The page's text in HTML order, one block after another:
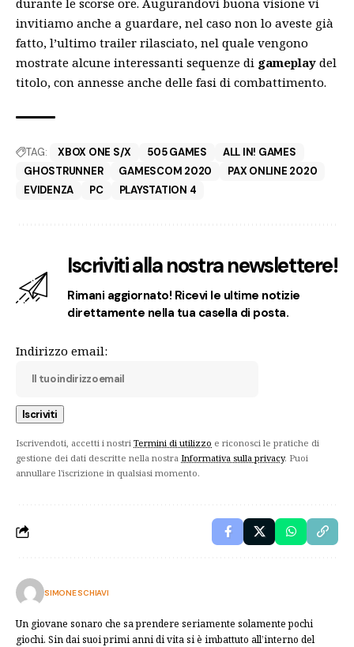
durante le scorse ore. Augurandovi buona visione vi
invitiamo anche a guardare, nel caso non lo aveste già
fatto, l’ultimo trailer rilasciato, nel quale vengono
mostrate alcune interessanti sequenze di gameplay del
titolo, con annesse anche delle fasi di combattimento.
TAG: XBOX ONE S/X 505 GAMES
ALL IN! GAMES
GHOSTRUNNER
GAMESCOM 2020
PAX ONLINE 2020
EVIDENZA
PC PLAYSTATION 4
Iscriviti alla nostra newslettere!
Rimani aggiornato! Ricevi le ultime notizie
direttamente nella tua casella di posta.
Indirizzo email:
Iscrivendoti, accetti i nostri Termini di utilizzo e riconosci le pratiche di
gestione dei dati descritte nella nostra Informativa sulla privacy. Puoi
annullare l'iscrizione in qualsiasi momento.
SIMONE SCHIAVI
Un giovane sonaro che sa prendere seriamente solamente pochi
giochi. Sin dai suoi primi anni di vita si è imbattuto all’interno del